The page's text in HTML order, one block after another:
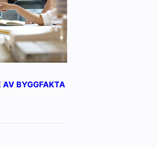
AV BYGGFAKTA